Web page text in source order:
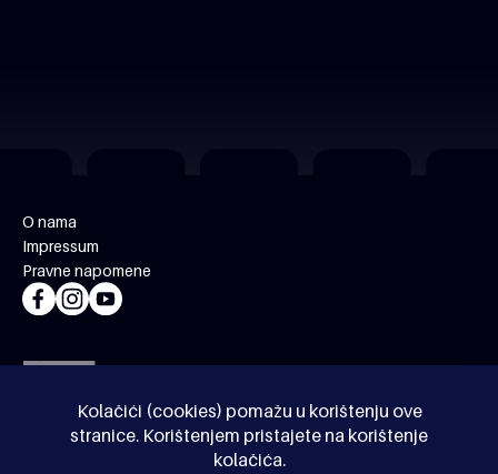
Kolačići (cookies) pomažu u korištenju ove
stranice. Korištenjem pristajete na korištenje
kolačića.
O nama
Impressum
Pravne napomene